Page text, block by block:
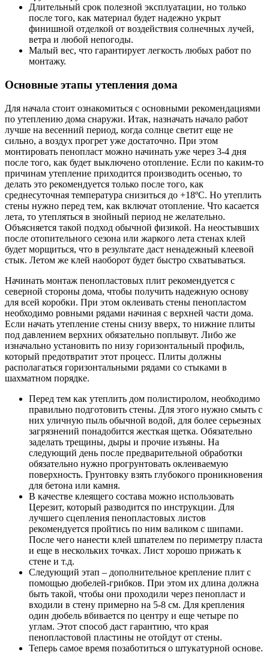
Длительный срок полезной эксплуатации, но только
после того, как материал будет надежно укрыт
финишной отделкой от воздействия солнечных лучей,
ветра и любой непогоды.
Малый вес, что гарантирует легкость любых работ по
монтажу.
Основные этапы утепления дома
Для начала стоит ознакомиться с основными рекомендациями
по утеплению дома снаружи. Итак, назначать начало работ
лучше на весенний период, когда солнце светит еще не
сильно, а воздух прогрет уже достаточно. При этом
монтировать пенопласт можно начинать уже через 3-4 дня
после того, как будет выключено отопление. Если по каким-то
причинам утепление приходится производить осенью, то
делать это рекомендуется только после того, как
среднесуточная температура снизиться до +18ºС. Но утеплить
стены нужно перед тем, как включат отопление. Что касается
лета, то утепляться в знойный период не желательно.
Объясняется такой подход обычной физикой. На неостывших
после отопительного сезона или жаркого лета стенах клей
будет морщиться, что в результате даст ненадежный клеевой
стык. Летом же клей наоборот будет быстро схватываться.
Начинать монтаж пенопластовых плит рекомендуется с
северной стороны дома, чтобы получить надежную основу
для всей коробки. При этом оклеивать стены пенопластом
необходимо ровными рядами начиная с верхней части дома.
Если начать утепление стены снизу вверх, то нижние плиты
под давлением верхних обязательно поплывут. Либо же
изначально установить по низу горизонтальный профиль,
который предотвратит этот процесс. Плиты должны
располагаться горизонтальными рядами со стыками в
шахматном порядке.
Перед тем как утеплить дом полистиролом, необходимо
правильно подготовить стены. Для этого нужно смыть с
них уличную пыль обычной водой, для более серьезных
загрязнений понадобится жесткая щетка. Обязательно
заделать трещины, дыры и прочие изъяны. На
следующий день после предварительной обработки
обязательно нужно прогрунтовать оклеиваемую
поверхность. Грунтовку взять глубокого проникновения
для бетона или камня.
В качестве клеящего состава можно использовать
Церезит, который разводится по инструкции. Для
лучшего сцепления пенопластовых листов
рекомендуется пройтись по ним валиком с шипами.
После чего нанести клей шпателем по периметру пласта
и еще в нескольких точках. Лист хорошо прижать к
стене и т.д.
Следующий этап – дополнительное крепление плит с
помощью дюбелей-грибков. При этом их длина должна
быть такой, чтобы они проходили через пенопласт и
входили в стену примерно на 5-8 см. Для крепления
один дюбель вбивается по центру и еще четыре по
углам. Этот способ даст гарантию, что края
пенопластовой пластины не отойдут от стены.
Теперь самое время позаботиться о штукатурной основе.